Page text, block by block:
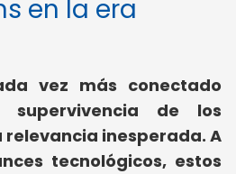
en la era
vez más conectado
supervivencia de los
inesperada. A
tecnológicos, estos